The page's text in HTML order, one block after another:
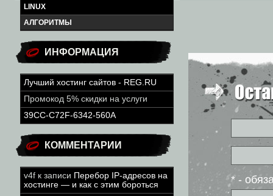
LINUX
АЛГОРИТМЫ
ИНФОРМАЦИЯ
Лучший хостинг сайтов - REG.RU
Промокод 5% скидки на услуги
39CC-C72F-6342-560A
КОММЕНТАРИИ
v4f к записи Перебор IP-адресов на
хостинге — и как с этим бороться
* -